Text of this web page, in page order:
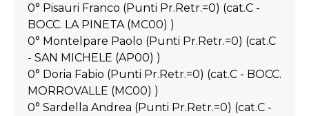
0° Pisauri Franco (Punti Pr.Retr.=0) (cat.C -
BOCC. LA PINETA (MC00) )
0° Montelpare Paolo (Punti Pr.Retr.=0) (cat.C
- SAN MICHELE (AP00) )
0° Doria Fabio (Punti Pr.Retr.=0) (cat.C - BOCC.
MORROVALLE (MC00) )
0° Sardella Andrea (Punti Pr.Retr.=0) (cat.C -